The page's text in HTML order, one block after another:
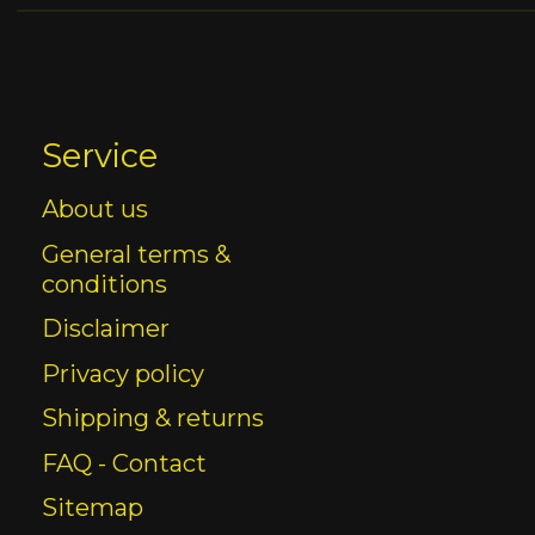
Service
About us
General terms &
conditions
Disclaimer
Privacy policy
Shipping & returns
FAQ - Contact
Sitemap